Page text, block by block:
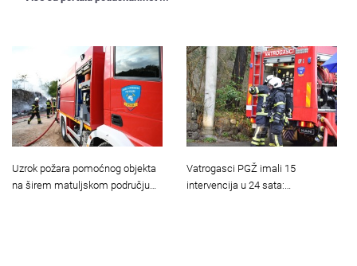
Uzrok požara pomoćnog objekta
na širem matuljskom području…
Vatrogasci PGŽ imali 15
intervencija u 24 sata:…